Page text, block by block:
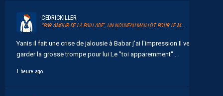
CEDRICKILLER
“PAR AMOUR DE LA PAILLADE”, UN NOUVEAU MAILLOT POUR LE MHSC
Yanis il fait une crise de jalousie à Babar j'ai l'impression Il veut
garder la grosse trompe pour lui Le "toi apparemment"...
1 heure ago